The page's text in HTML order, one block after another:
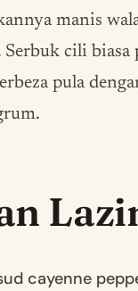
manis
Serbuk cili biasa
pula
cayenne